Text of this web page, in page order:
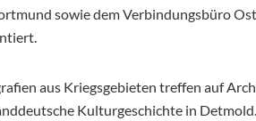
sowie demVerbindungsbüro
aus Kriegsgebieten treffen auf
Kulturgeschichte in